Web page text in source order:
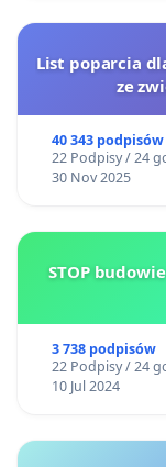
List poparcia
ze
40 343 podpisów
22 Podpisy / 24
30 Nov 2025
STOP
3 738 podpisów
22 Podpisy / 24
10 Jul 2024